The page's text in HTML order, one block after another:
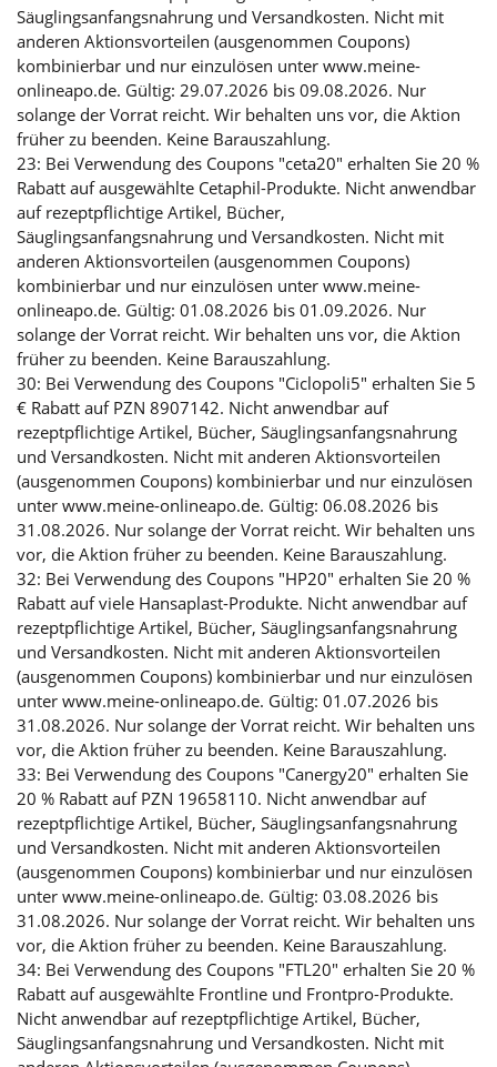
Säuglingsanfangsnahrung und Versandkosten. Nicht mit
anderen Aktionsvorteilen (ausgenommen Coupons)
kombinierbar und nur einzulösen unter www.meine-
onlineapo.de. Gültig: 29.07.2026 bis 09.08.2026. Nur
solange der Vorrat reicht. Wir behalten uns vor, die Aktion
früher zu beenden. Keine Barauszahlung.
23: Bei Verwendung des Coupons "ceta20" erhalten Sie 20 %
Rabatt auf ausgewählte Cetaphil-Produkte. Nicht anwendbar
auf rezeptpflichtige Artikel, Bücher,
Säuglingsanfangsnahrung und Versandkosten. Nicht mit
anderen Aktionsvorteilen (ausgenommen Coupons)
kombinierbar und nur einzulösen unter www.meine-
onlineapo.de. Gültig: 01.08.2026 bis 01.09.2026. Nur
solange der Vorrat reicht. Wir behalten uns vor, die Aktion
früher zu beenden. Keine Barauszahlung.
30: Bei Verwendung des Coupons "Ciclopoli5" erhalten Sie 5
€ Rabatt auf PZN 8907142. Nicht anwendbar auf
rezeptpflichtige Artikel, Bücher, Säuglingsanfangsnahrung
und Versandkosten. Nicht mit anderen Aktionsvorteilen
(ausgenommen Coupons) kombinierbar und nur einzulösen
unter www.meine-onlineapo.de. Gültig: 06.08.2026 bis
31.08.2026. Nur solange der Vorrat reicht. Wir behalten uns
vor, die Aktion früher zu beenden. Keine Barauszahlung.
32: Bei Verwendung des Coupons "HP20" erhalten Sie 20 %
Rabatt auf viele Hansaplast-Produkte. Nicht anwendbar auf
rezeptpflichtige Artikel, Bücher, Säuglingsanfangsnahrung
und Versandkosten. Nicht mit anderen Aktionsvorteilen
(ausgenommen Coupons) kombinierbar und nur einzulösen
unter www.meine-onlineapo.de. Gültig: 01.07.2026 bis
31.08.2026. Nur solange der Vorrat reicht. Wir behalten uns
vor, die Aktion früher zu beenden. Keine Barauszahlung.
33: Bei Verwendung des Coupons "Canergy20" erhalten Sie
20 % Rabatt auf PZN 19658110. Nicht anwendbar auf
rezeptpflichtige Artikel, Bücher, Säuglingsanfangsnahrung
und Versandkosten. Nicht mit anderen Aktionsvorteilen
(ausgenommen Coupons) kombinierbar und nur einzulösen
unter www.meine-onlineapo.de. Gültig: 03.08.2026 bis
31.08.2026. Nur solange der Vorrat reicht. Wir behalten uns
vor, die Aktion früher zu beenden. Keine Barauszahlung.
34: Bei Verwendung des Coupons "FTL20" erhalten Sie 20 %
Rabatt auf ausgewählte Frontline und Frontpro-Produkte.
Nicht anwendbar auf rezeptpflichtige Artikel, Bücher,
Säuglingsanfangsnahrung und Versandkosten. Nicht mit